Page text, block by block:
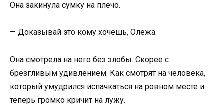
Она закинула сумку на плечо.
— Доказывай это кому хочешь, Олежа.
Она смотрела на него без злобы. Скорее с
брезгливым удивлением. Как смотрят на человека,
который умудрился испачкаться на ровном месте и
теперь громко кричит на лужу.